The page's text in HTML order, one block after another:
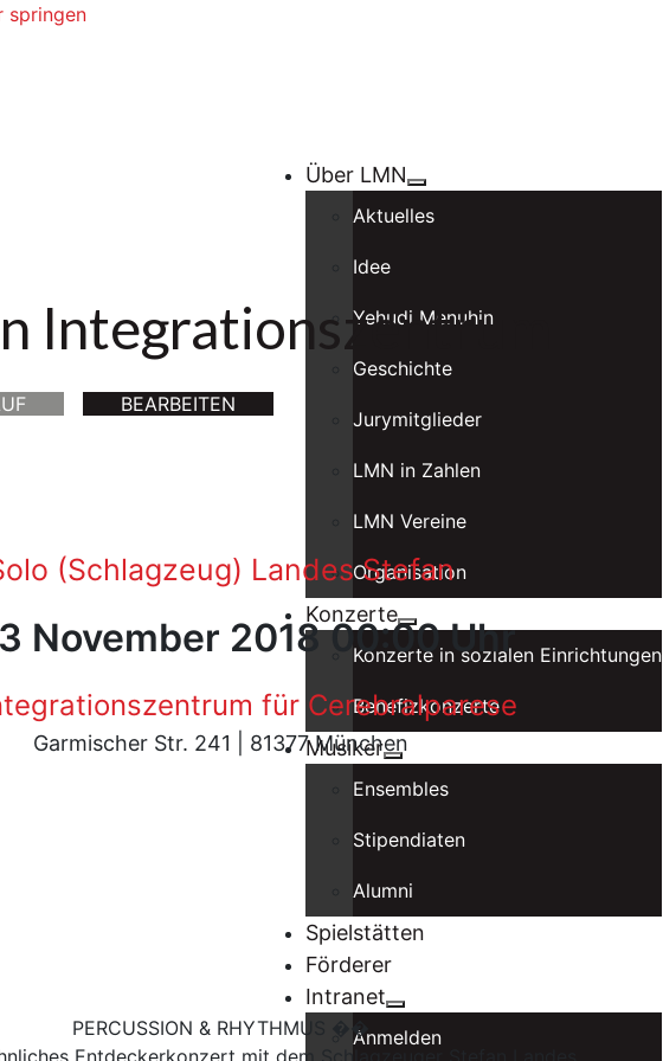
springen
Über LMN
Aktuelles
Idee
Yehudi Menuhin
Geschichte
Jurymitglieder
LMN in Zahlen
LMN Vereine
Organisation
Konzerte
Konzerte in sozialen Einrichtungen
Benefizkonzerte
Musiker
Ensembles
Stipendiaten
Alumni
Spielstätten
Förderer
Intranet
Anmelden
Integrationszentrum
BEARBEITEN
(Schlagzeug) Landes Stefan
November 2018 00:00 Uhr
für Cerebralparese
Garmischer Str. 241 | 81377 München
PERCUSSION & RHYTHMUS ��
Entdeckerkonzert mit dem Schlagzeuger Stefan Landes